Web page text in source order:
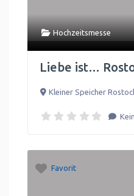
Hochzeitsmesse
Liebe ist…
Kleiner Speicher
Favorit